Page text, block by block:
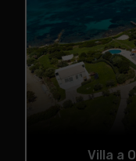
Villa a